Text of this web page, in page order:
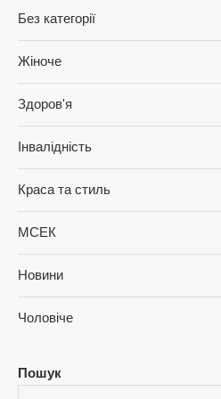
Пошук
Без категорії
Жіноче
Здоров'я
Інвалідність
Краса та стиль
МСЕК
Новини
Чоловіче